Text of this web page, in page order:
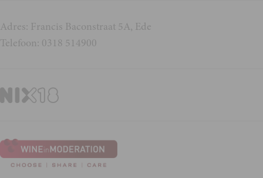
Adres: Francis Baconstraat 5A, Ede
Telefoon: 0318 514900